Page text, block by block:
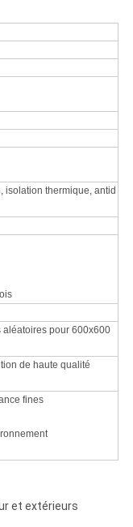
isolation thermique, antid
pour 600x600
de haute qualité
fines
et extérieurs